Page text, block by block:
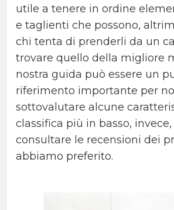
utile a tenere in ordine
e taglienti che possono,
chi tenta di prenderli da un
trovare quello della migliore
nostra guida può essere un
riferimento importante per
sottovalutare alcune
classifica più in basso,
consultare le recensioni dei
abbiamo preferito.